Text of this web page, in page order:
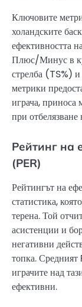
Ключовите
холандските
ефективността
Плюс/Минус в
стрелба (TS%)
метрики
играча, приноса
при отбелязване
Рейтинг на
(PER)
Рейтингът на
статистика,
терена. Той
асистенции и
негативни
топка. Средният
играчите над
ефективни.